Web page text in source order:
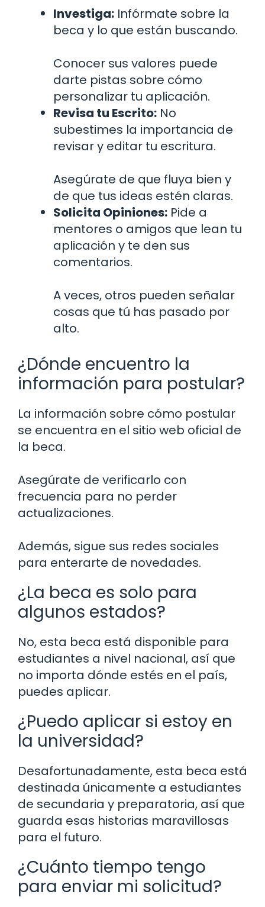
Investiga: Infórmate sobre la
beca y lo que están buscando.
Conocer sus valores puede
darte pistas sobre cómo
personalizar tu aplicación.
Revisa tu Escrito: No
subestimes la importancia de
revisar y editar tu escritura.
Asegúrate de que fluya bien y
de que tus ideas estén claras.
Solicita Opiniones: Pide a
mentores o amigos que lean tu
aplicación y te den sus
comentarios.
A veces, otros pueden señalar
cosas que tú has pasado por
alto.
¿Dónde encuentro la
información para postular?
La información sobre cómo postular
se encuentra en el sitio web oficial de
la beca.
Asegúrate de verificarlo con
frecuencia para no perder
actualizaciones.
Además, sigue sus redes sociales
para enterarte de novedades.
¿La beca es solo para
algunos estados?
No, esta beca está disponible para
estudiantes a nivel nacional, así que
no importa dónde estés en el país,
puedes aplicar.
¿Puedo aplicar si estoy en
la universidad?
Desafortunadamente, esta beca está
destinada únicamente a estudiantes
de secundaria y preparatoria, así que
guarda esas historias maravillosas
para el futuro.
¿Cuánto tiempo tengo
para enviar mi solicitud?